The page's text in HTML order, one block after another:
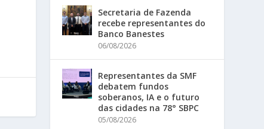
Secretaria de Fazenda
recebe representantes do
Banco Banestes
06/08/2026
Representantes da SMF
debatem fundos
soberanos, IA e o futuro
das cidades na 78° SBPC
05/08/2026